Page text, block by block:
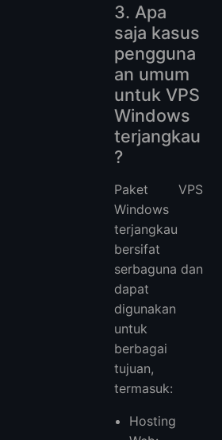
3. Apa
saja kasus
pengguna
an umum
untuk VPS
Windows
terjangkau
?
Paket VPS
Windows
terjangkau
bersifat
serbaguna dan
dapat
digunakan
untuk
berbagai
tujuan,
termasuk:
Hosting